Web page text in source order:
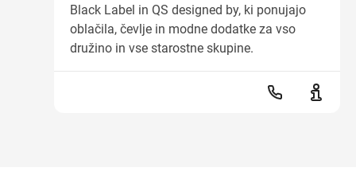
Black Label in QS designed by, ki ponujajo
oblačila, čevlje in modne dodatke za vso
družino in vse starostne skupine.